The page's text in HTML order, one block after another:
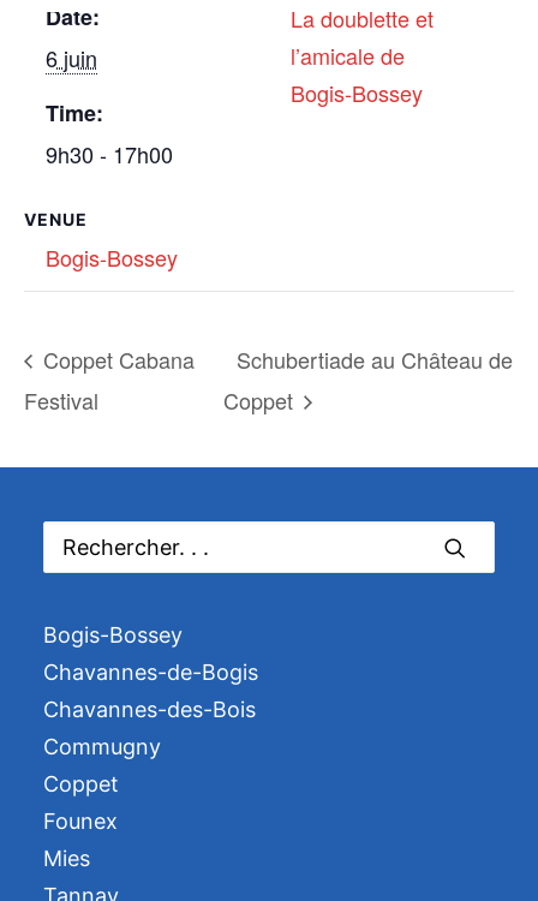
Date:
6 juin
Time:
9h30 - 17h00
VENUE
Bogis-Bossey
La doublette et
l’amicale de
Bogis-Bossey
Coppet Cabana
Festival
Schubertiade au Château de
Coppet
Bogis-Bossey
Chavannes-de-Bogis
Chavannes-des-Bois
Commugny
Coppet
Founex
Mies
Tannay